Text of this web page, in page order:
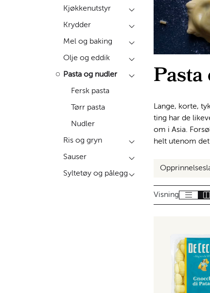
Kjøkkenutstyr
Krydder
Mel og baking
Olje og eddik
Pasta og nudler
Fersk pasta
Tørr pasta
Nudler
Ris og gryn
Sauser
Syltetøy og pålegg
Lange, korte,
ting har de
om i Asia.
helt utenom
Visning